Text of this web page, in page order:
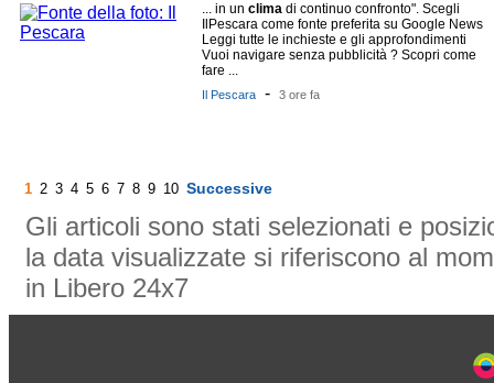
... in un clima di continuo confronto". Scegli
IlPescara come fonte preferita su Google News
Leggi tutte le inchieste e gli approfondimenti
Vuoi navigare senza pubblicità ? Scopri come
fare ...
Il Pescara - 3 ore fa
1 2 3 4 5 6 7 8 9 10 Successive
Gli articoli sono stati selezionati e
la data visualizzate si riferiscono al
in Libero 24x7